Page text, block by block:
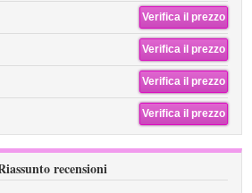
Verifica il prezzo
Verifica il prezzo
Verifica il prezzo
Verifica il prezzo
recensioni